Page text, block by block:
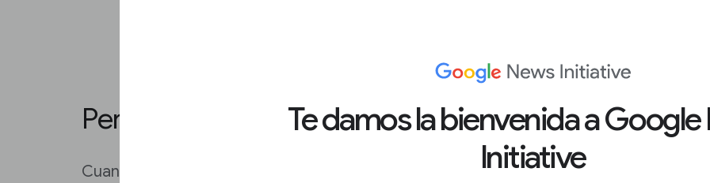
Te damos la bienvenida a Google
Initiative
Personaliza tu diseño.
Cuando hayas decidido que datos quieres comparar ve